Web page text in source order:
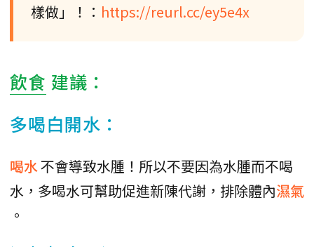
樣做」！： https://reurl.cc/ey5e4x
飲食 建議：
多喝白開水：
喝水不會導致水腫！所以不要因為水腫而不喝
水，多喝水可幫助促進新陳代謝，排除體內濕氣
。